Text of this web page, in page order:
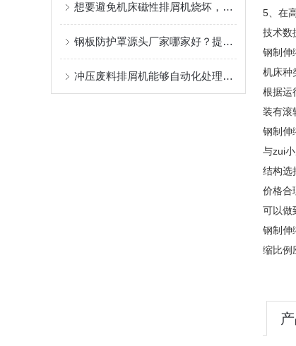
想要避免机床磁性排屑机烧坏，以下工作需要做到位
钢板防护罩源头厂家哪家好？提供定制维修服务。
冲压废料排屑机能够自动化处理废料，大大提高生产效率
5、在
技术数
钢制伸
机床种
根据运
装有滚
钢制伸
与zui
结构选
价格合
可以做
钢制伸
缩比例